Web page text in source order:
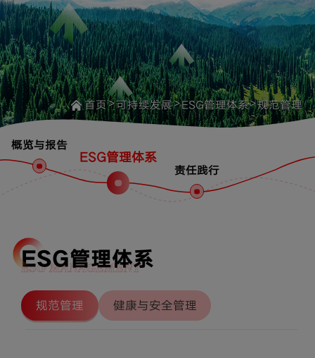
首页>可持续发展>ESG管理体系>规范管理
概览与报告
ESG管理体系
责任践行
ESG管理体系
ESG MANAGEMENT
规范管理 健康与安全管理